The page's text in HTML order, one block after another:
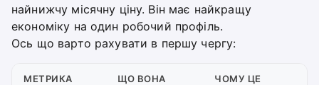
найнижчу місячну ціну. Він має найкращу
економіку на один робочий профіль.
Ось що варто рахувати в першу чергу:
МЕТРИКА
ЩО ВОНА
ЧОМУ ЦЕ